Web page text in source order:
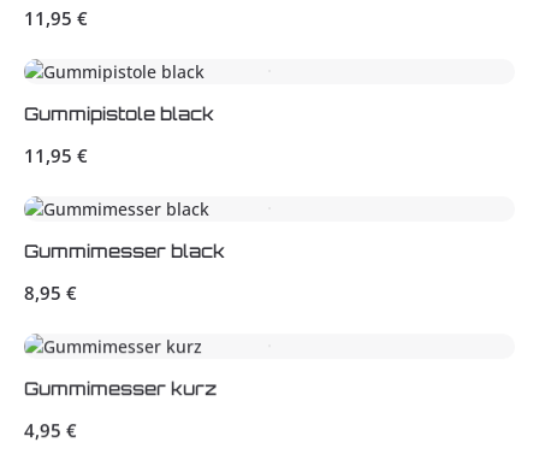
Regulärer Preis:
11,95 €
Gummipistole black
Regulärer Preis:
11,95 €
Gummimesser black
Regulärer Preis:
8,95 €
Gummimesser kurz
Regulärer Preis:
4,95 €